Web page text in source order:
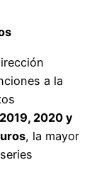
a la
2019, 2020 y
, la mayor